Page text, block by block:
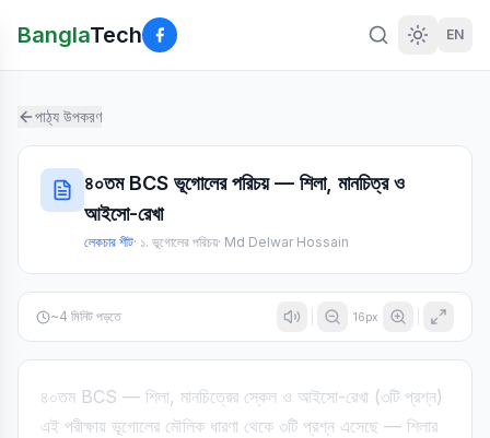
BanglaTech EN
পাঠ্য উপকরণ
৪০তম BCS ভূগোলের পরিচয় — শিলা, মানচিত্র ও
আইসো-রেখা
লেকচার শীট· ১. ভূগোলের পরিচয়· Md Delwar Hossain
~4 মিনিট পড়তে 16px
৪০তম BCS — শিলা, মানচিত্রের স্কেল ও আইসো-রেখা (৩টি প্রশ্ন)
এই পরীক্ষায় ভূগোলের মৌলিক ধারণা থেকে ৩টি প্রশ্ন এসেছে — শিলার